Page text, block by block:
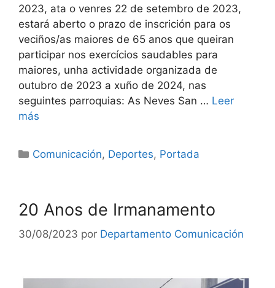
2023, ata o venres 22 de setembro de 2023,
estará aberto o prazo de inscrición para os
veciños/as maiores de 65 anos que queiran
participar nos exercícios saudables para
maiores, unha actividade organizada de
outubro de 2023 a xuño de 2024, nas
seguintes parroquias: As Neves San … Leer
más
Comunicación, Deportes, Portada
20 Anos de Irmanamento
30/08/2023 por Departamento Comunicación